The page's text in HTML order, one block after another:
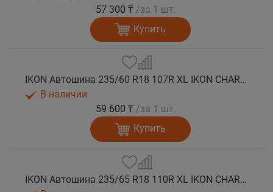
57 300 ₸ /за 1 шт.
Купить
IKON Автошина 235/60 R18 107R XL IKON CHARACTER SNOW 2 SUV зима
В наличии
59 600 ₸ /за 1 шт.
Купить
IKON Автошина 235/65 R18 110R XL IKON CHARACTER SNOW 2 SUV зима